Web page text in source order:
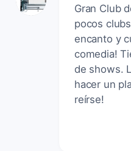
Gran Club
pocos
encanto y
comedia!
de shows.
hacer un
reírse!